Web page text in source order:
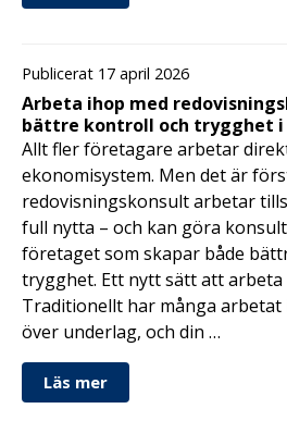
Publicerat 17 april 2026
Arbeta ihop med
bättre kontroll och trygghet
Allt fler företagare arbetar
ekonomisystem. Men det är
redovisningskonsult arbetar
full nytta – och kan göra
företaget som skapar både
trygghet. Ett nytt sätt att
Traditionellt har många arbetat
över underlag, och din …
Läs mer